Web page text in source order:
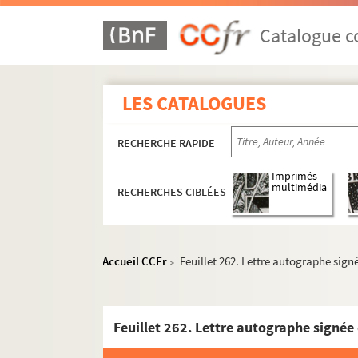
Catalogue
LES CATALOGUES
RECHERCHE RAPIDE
RECHERCHES CIBLÉES
Imprimés
multimédia
Accueil CCFr > Feuillet 262. Lettre autographe